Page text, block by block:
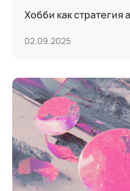
Хобби как стратегия
02.09.2025